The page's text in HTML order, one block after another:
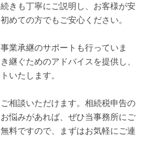
きも丁寧にご説明し、お客様が安
めての方でもご安心ください。
業承継のサポートも行っていま
継ぐためのアドバイスを提供し、
いたします。
相談いただけます。相続税申告の
悩みがあれば、ぜひ当事務所にご
料ですので、まずはお気軽にご連